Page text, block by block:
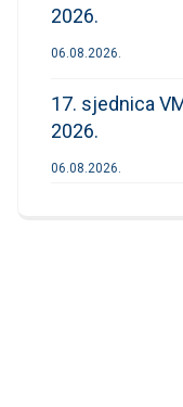
2026.
06.08.2026.
17. sjednica
2026.
06.08.2026.